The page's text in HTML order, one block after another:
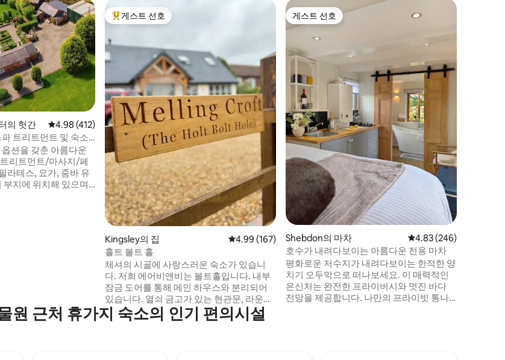
의 헛간 평점 4.98점(5점 만점), 후기 412개
4.98 (412)
션을 갖춘 아름다운
라테스, 요가, 줌바 유
부지에 위치해 있으며
상위 게스트 선호
게스트 선호
Kingsley의 집 평점 4.99점(5점 만점), 후기 167개
4.99 (167)
홀트 볼트 홀
체셔의 시골에 사랑스러운 숙소가 있습니
다. 저희 에어비앤비는 볼트홀입니다. 내부
잠금 도어를 통해 메인 하우스와 분리되어
있습니다. 열쇠 금고가 있는 현관문, 라운지,
편안한 소파, TV, 장작 버너, TV가 있는 더블
침실 2개, 샤워기가 있는 욕실이 있습니다.
게스트 선호
게스트 선호
Shebdon의 마차 평점 4.83점(5점 만점),
4.83 (246)
호수가 내려다보이는 아름다운 전용 마차
평화로운 저수지가 내려다보이는 한적한 양
치기 오두막으로 떠나보세요. 이 매력적인
은신처는 완전한 프라이버시와 멋진 바다
전망을 제공합니다. 나만의 프라이빗 통나
원 근처 휴가지 숙소의 인기 편의시설